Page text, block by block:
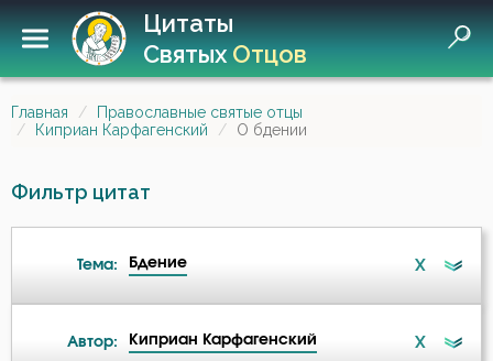
Цитаты
СвятыхОтцов
Главная
Православные святые отцы
Киприан Карфагенский
О бдении
Фильтр цитат
Тема: Бдение X
Автор: Киприан Карфагенский X